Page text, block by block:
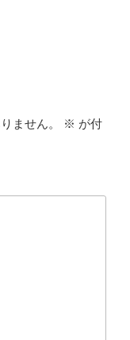
ません。 ※ が付